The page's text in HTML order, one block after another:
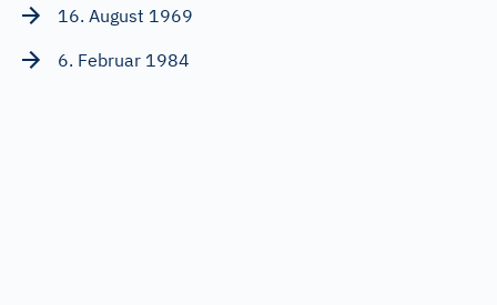
16. August 1969
6. Februar 1984